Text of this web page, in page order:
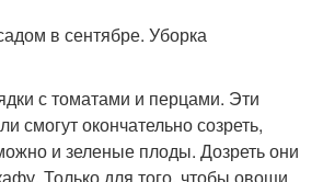
с томатами и перцами. Эти
смогут окончательно созреть,
и зеленые плоды. Дозреть они